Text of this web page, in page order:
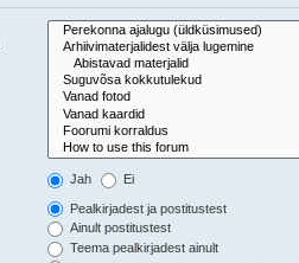
Jah Ei
Pealkirjadest ja postitustest
Ainult postitustest
Teema pealkirjadest ainult